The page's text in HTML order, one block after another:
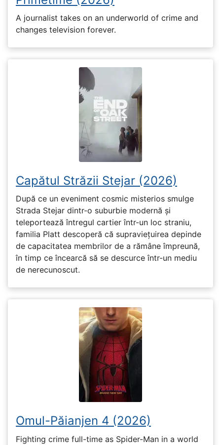
A journalist takes on an underworld of crime and
changes television forever.
Capătul Străzii Stejar (2026)
După ce un eveniment cosmic misterios smulge
Strada Stejar dintr-o suburbie modernă și
teleportează întregul cartier într-un loc straniu,
familia Platt descoperă că supraviețuirea depinde
de capacitatea membrilor de a rămâne împreună,
în timp ce încearcă să se descurce într-un mediu
de nerecunoscut.
Omul-Păianjen 4 (2026)
Fighting crime full-time as Spider-Man in a world